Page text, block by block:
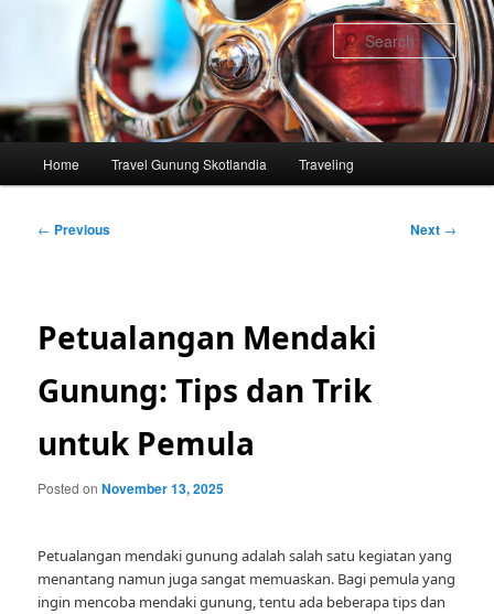
Home Travel Gunung Skotlandia Traveling
Post
← Previous Next →
Petualangan Mendaki
Gunung: Tips dan Trik
untuk Pemula
Posted onNovember 13, 2025
Petualangan mendaki gunung adalah salah satu kegiatan yang
menantang namun juga sangat memuaskan. Bagi pemula yang
ingin mencoba mendaki gunung, tentu ada beberapa tips dan